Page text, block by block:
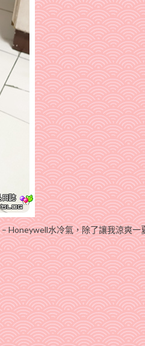
Honeywell水冷氣，除了讓我涼爽一